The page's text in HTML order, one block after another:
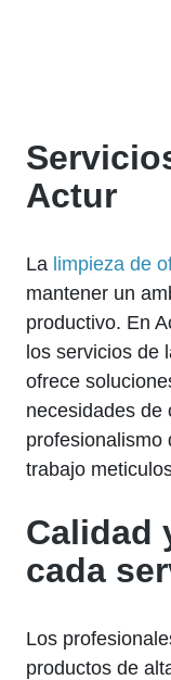
Actur
La limpieza de
mantener un
productivo. En
los servicios de
ofrece
necesidades de
profesionalismo
trabajo
Calidad
cada
Los
productos de